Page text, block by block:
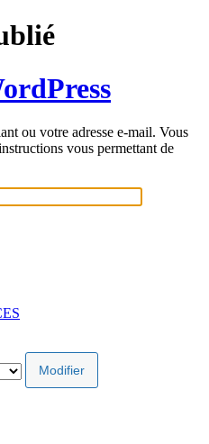
ou votre adresse e-mail. Vous
vous permettant de